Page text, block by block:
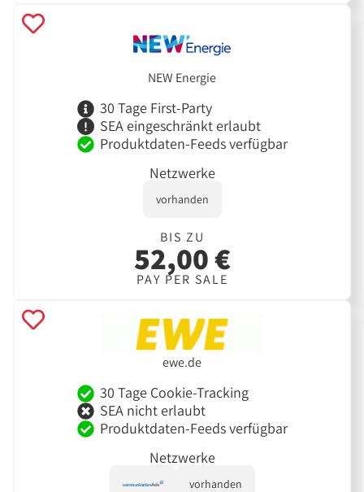
NEW Energie
30 Tage First-Party
SEA eingeschränkt erlaubt
Produktdaten-Feeds verfügbar
Netzwerke
vorhanden
BIS ZU
52,00 €
PAY PER SALE
ewe.de
30 Tage Cookie-Tracking
SEA nicht erlaubt
Produktdaten-Feeds verfügbar
Netzwerke
vorhanden